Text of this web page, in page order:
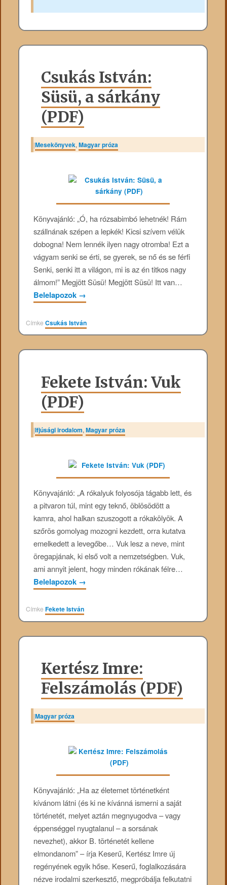
Csukás István:
Süsü, a sárkány
(PDF)
|Mesekönyvek,Magyar próza
Könyvajánló: „Ó, ha rózsabimbó lehetnék! Rám
szállnának szépen a lepkék! Kicsi szívem vélük
dobogna! Nem lennék ilyen nagy otromba! Ezt a
vágyam senki se érti, se gyerek, se nő és se férfi
Senki, senki itt a világon, mi is az én titkos nagy
álmom!” Megjött Süsü! Megjött Süsü! Itt van…
Belelapozok →
CímkeCsukás István
Fekete István: Vuk
(PDF)
|Ifjúsági irodalom,Magyar próza
Könyvajánló: „A rókalyuk folyosója tágabb lett, és
a pitvaron túl, mint egy teknő, öblösödött a
kamra, ahol halkan szuszogott a rókakölyök. A
szőrös gomolyag mozogni kezdett, orra kutatva
emelkedett a levegőbe… Vuk lesz a neve, mint
öregapjának, ki első volt a nemzetségben. Vuk,
ami annyit jelent, hogy minden rókának félre…
Belelapozok →
CímkeFekete István
Kertész Imre:
Felszámolás (PDF)
|Magyar próza
Könyvajánló: „Ha ​az életemet történetként
kívánom látni (és ki ne kívánná ismerni a saját
történetét, melyet aztán megnyugodva – vagy
éppenséggel nyugtalanul – a sorsának
nevezhet), akkor B. történetét kellene
elmondanom” – írja Keserű, Kertész Imre új
regényének egyik hőse. Keserű, foglalkozására
nézve irodalmi szerkesztő, megpróbálja felkutatni